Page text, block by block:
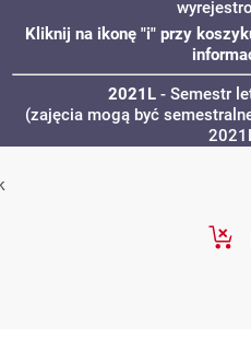
Kliknij na ikonę "i" przy
2021L - Semestr
(zajęcia mogą być